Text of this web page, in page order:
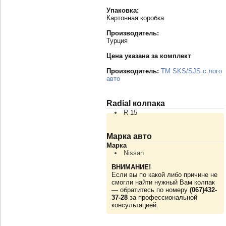
Упаковка:
Картонная коробка
Производитель:
Турция
Цена указана за комплект
Производитель: TM SKS/SJS с лого
авто
Radial колпака
R 15
Марка авто
Марка
Nissan
ВНИМАНИЕ!
Если вы по какой либо причине не
смогли найти нужный Вам колпак
— обратитесь по номеру (067)432-
37-28 за профессиональной
консультацией.